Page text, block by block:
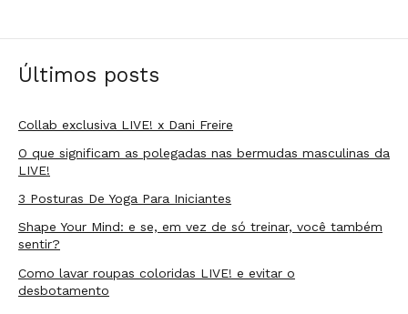
Últimos posts
Collab exclusiva LIVE! x Dani Freire
O que significam as polegadas nas bermudas masculinas da
LIVE!
3 Posturas De Yoga Para Iniciantes
Shape Your Mind: e se, em vez de só treinar, você também
sentir?
Como lavar roupas coloridas LIVE! e evitar o
desbotamento